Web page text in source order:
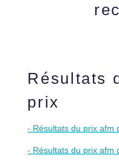
Résultats
prix
- Résultats du prix afm
- Résultats du prix afm